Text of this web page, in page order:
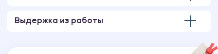
Выдержка из работы